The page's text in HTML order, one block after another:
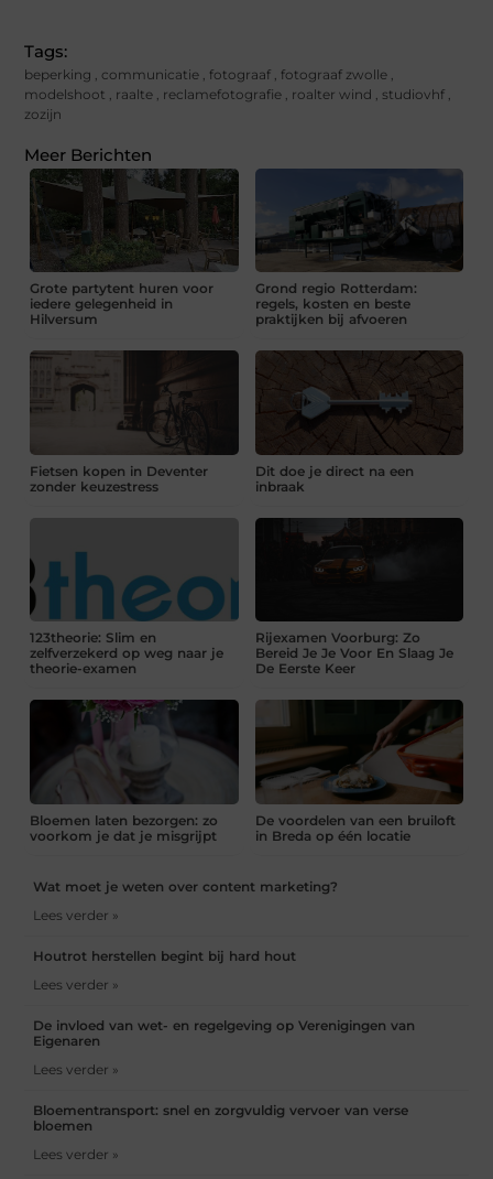
Tags:
beperking communicatie fotograaf fotograaf zwolle
modelshoot
raalte reclamefotografie roalter wind studiovhf
zozijn
Meer Berichten
Grote partytent huren voor
iedere gelegenheid in
Hilversum
Grond regio Rotterdam:
regels, kosten en beste
praktijken bij afvoeren
Fietsen kopen in Deventer
zonder keuzestress
Dit doe je direct na een
inbraak
123theorie: Slim en
zelfverzekerd op weg naar je
theorie-examen
Rijexamen Voorburg: Zo
Bereid Je Je Voor En Slaag Je
De Eerste Keer
Bloemen laten bezorgen: zo
voorkom je dat je misgrijpt
De voordelen van een bruiloft
in Breda op één locatie
Wat moet je weten over content marketing?
Lees verder »
Houtrot herstellen begint bij hard hout
Lees verder »
De invloed van wet- en regelgeving op Verenigingen van
Eigenaren
Lees verder »
Bloementransport: snel en zorgvuldig vervoer van verse
bloemen
Lees verder »